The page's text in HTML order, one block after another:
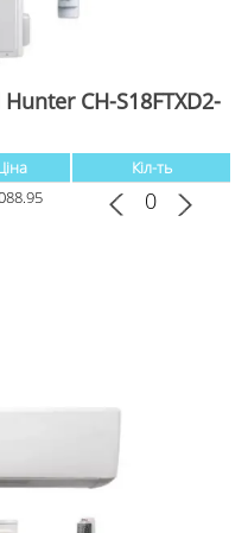
CH-S18FTXD2-
Кіл-ть